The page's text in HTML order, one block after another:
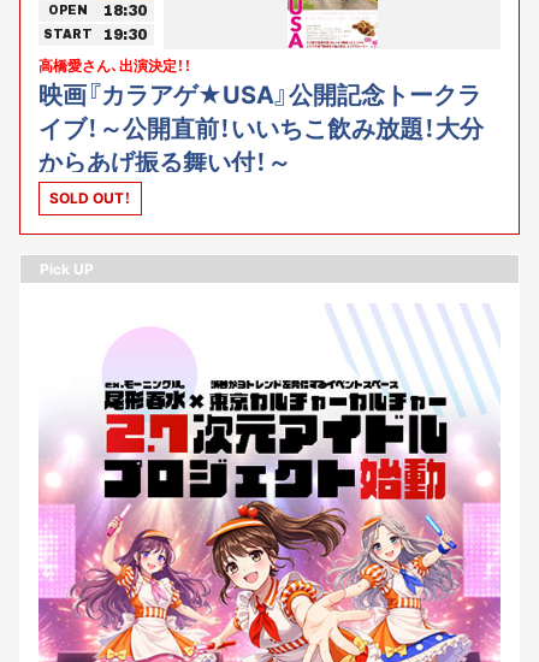
OPEN 18:30
START 19:30
高橋愛さん、出演決定！！
映画『カラアゲ★USA』公開記念トークラ
イブ！～公開直前！いいちこ飲み放題！大分
からあげ振る舞い付！～
SOLD OUT！
Pick UP